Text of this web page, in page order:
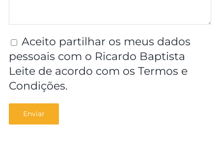
Aceito partilhar os meus dados
pessoais com o Ricardo Baptista
Leite de acordo com os Termos e
Condições.